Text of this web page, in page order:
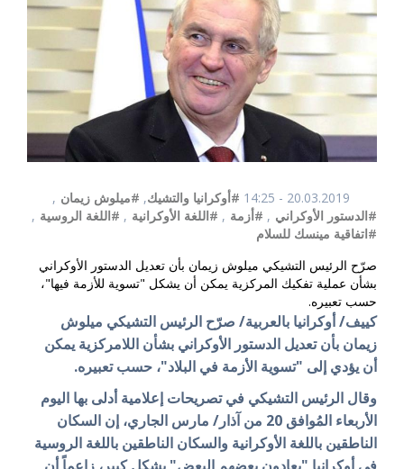
20.03.2019 - 14:25 #أوكرانيا والتشيك, #ميلوش زيمان ,
#الدستور الأوكراني , #أزمة , #اللغة الأوكرانية , #اللغة الروسية ,
#اتفاقية مينسك للسلام
صرّح الرئيس التشيكي ميلوش زيمان بأن تعديل الدستور الأوكراني
بشأن عملية تفكيك المركزية يمكن أن يشكل "تسوية للأزمة فيها"،
حسب تعبيره.
كييف/ أوكرانيا بالعربية/ صرّح الرئيس التشيكي ميلوش
زيمان بأن تعديل الدستور الأوكراني بشأن اللامركزية يمكن
أن يؤدي إلى "تسوية الأزمة في البلاد"، حسب تعبيره.
وقال الرئيس التشيكي في تصريحات إعلامية أدلى بها اليوم
الأربعاء المُوافق 20 من آذار/ مارس الجاري، إن السكان
الناطقين باللغة الأوكرانية والسكان الناطقين باللغة الروسية